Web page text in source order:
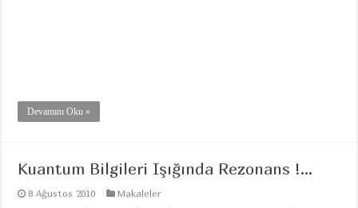
Devamını Oku »
Kuantum Bilgileri Işığında Rezonans !…
8 Ağustos 2010 Makaleler